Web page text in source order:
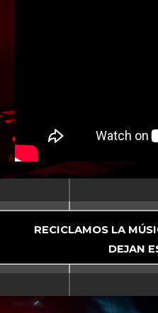
RECICLAMOS LA
DEJAN